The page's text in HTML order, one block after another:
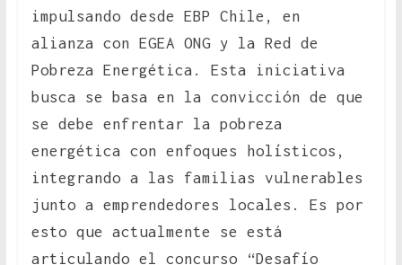
impulsando desde EBP Chile, en
alianza con EGEA ONG y la Red de
Pobreza Energética. Esta iniciativa
busca se basa en la convicción de que
se debe enfrentar la pobreza
energética con enfoques holísticos,
integrando a las familias vulnerables
junto a emprendedores locales. Es por
esto que actualmente se está
articulando el concurso “Desafío